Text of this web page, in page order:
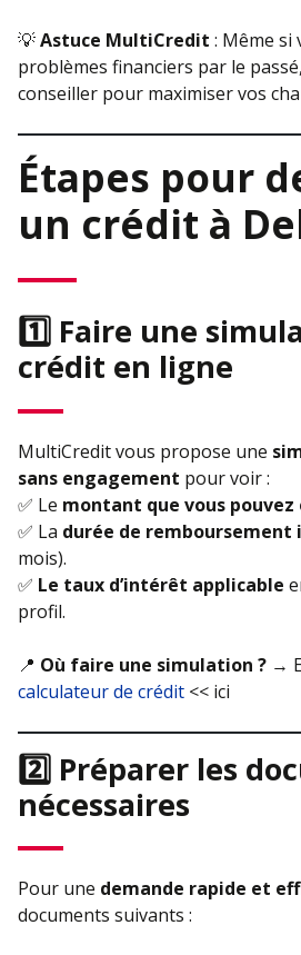
💡Astuce MultiCredit : Même si
problèmes financiers par le
conseiller pour maximiser vos
Étapes pour
un crédit à
1️⃣ Faire une
crédit en ligne
MultiCredit vous propose une
sans engagement pour voir :
✅ Le montant que vous
✅ La durée de remboursement
mois).
✅ Le taux d’intérêt applicable
profil.
📍 Où faire une simulation ? →
calculateur de crédit << ici
2️⃣ Préparer les
nécessaires
Pour une demande rapide et
documents suivants :